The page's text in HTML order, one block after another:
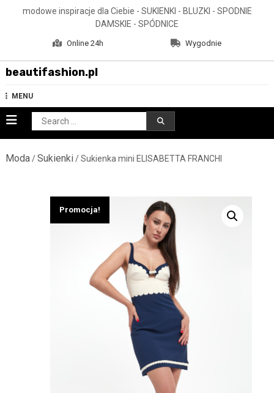
modowe inspiracje dla Ciebie - SUKIENKI - BLUZKI - SPODNIE
DAMSKIE - SPÓDNICE
Online 24h Wygodnie
beautifashion.pl
MENU
Search
for:
Moda/Sukienki/ Sukienka mini ELISABETTA FRANCHI
Promocja!